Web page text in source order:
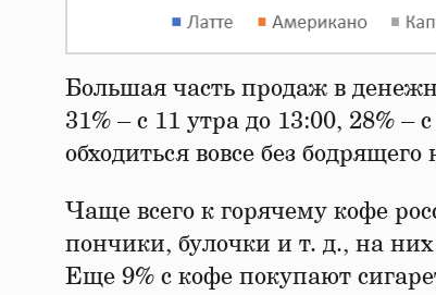
Большая часть продаж в
31% – с 11 утра до 13:00, 28% –
обходиться вовсе без бодрящего
Чаще всего к горячему кофе
пончики, булочки и т. д., на
Еще 9% с кофе покупают